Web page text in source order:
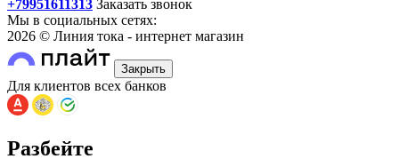
+79951611313 Заказать звонок
Мы в социальных сетях:
2026 © Линия тока - интернет магазин
Закрыть
Для клиентов всех банков
Разбейте